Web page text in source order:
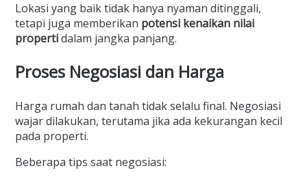
Lokasi yang baik tidak hanya nyaman ditinggali,
tetapi juga memberikan potensi kenaikan nilai
propertidalam jangka panjang.
Proses Negosiasi dan Harga
Harga rumah dan tanah tidak selalu final. Negosiasi
wajar dilakukan, terutama jika ada kekurangan kecil
pada properti.
Beberapa tips saat negosiasi: